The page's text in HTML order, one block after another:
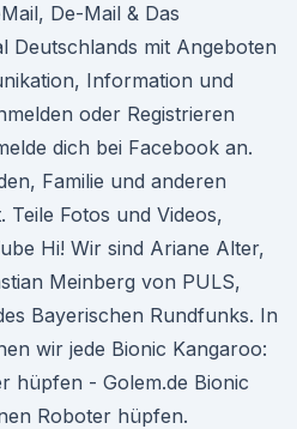
De-Mail & Das
Deutschlands mit Angeboten
Information und
oder Registrieren
dich bei Facebook an.
Familie und anderen
Teile Fotos und Videos,
Hi! Wir sind Ariane Alter,
Meinberg von PULS,
Bayerischen Rundfunks. In
wir jede Bionic Kangaroo:
hüpfen - Golem.de Bionic
Roboter hüpfen.